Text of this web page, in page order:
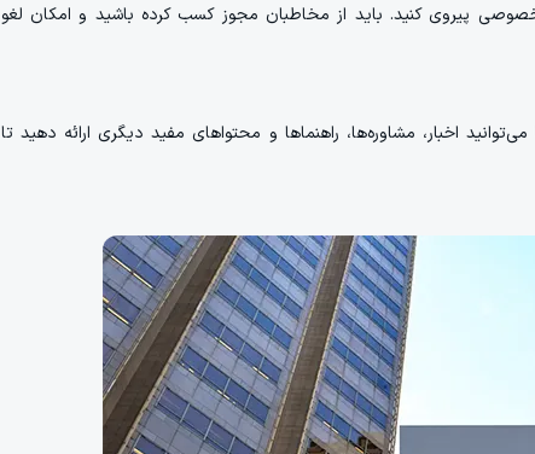
پیروی کنید. باید از مخاطبان مجوز کسب کرده باشید و امکان لغو
اخبار، مشاوره‌ها، راهنماها و محتواهای مفید دیگری ارائه دهید تا